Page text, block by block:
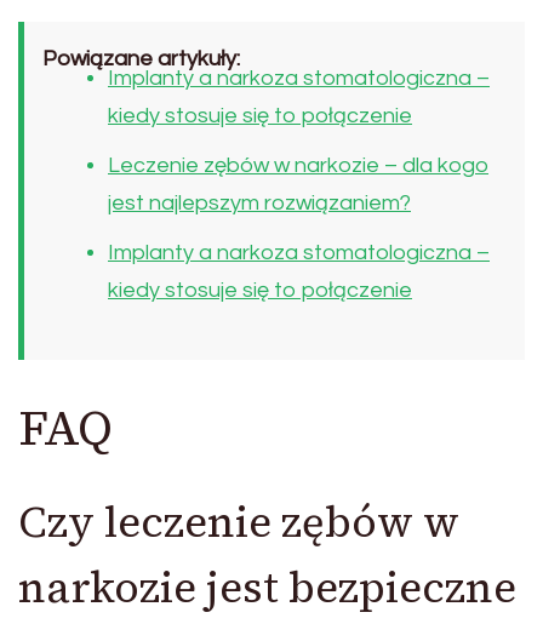
Powiązane artykuły:
Implanty a narkoza stomatologiczna –
kiedy stosuje się to połączenie
Leczenie zębów w narkozie – dla kogo
jest najlepszym rozwiązaniem?
Implanty a narkoza stomatologiczna –
kiedy stosuje się to połączenie
FAQ
Czy leczenie zębów w
narkozie jest bezpieczne